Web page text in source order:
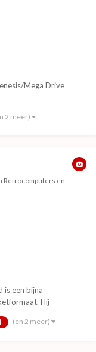
Mega Drive
2 meer)
Retrocomputers en
is een bijna
Hij
kunt dan beiden op
(en 2 meer)